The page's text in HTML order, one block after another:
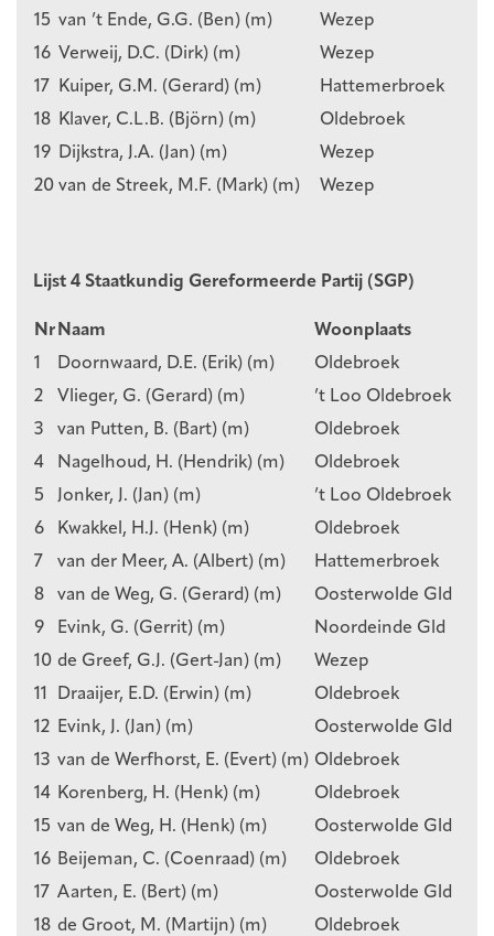
15 van ’t Ende, G.G. (Ben) (m)
Wezep
16 Verweij, D.C. (Dirk) (m)
Wezep
17
Kuiper, G.M. (Gerard) (m)
Hattemerbroek
18
Klaver, C.L.B. (Björn) (m)
Oldebroek
19
Dijkstra, J.A. (Jan) (m)
Wezep
20 van de Streek, M.F. (Mark) (m) Wezep
Lijst 4 Staatkundig Gereformeerde Partij (SGP)
Nr Naam
Woonplaats
1
Doornwaard, D.E. (Erik) (m)
Oldebroek
2
Vlieger, G. (Gerard) (m)
’t Loo Oldebroek
3
van Putten, B. (Bart) (m)
Oldebroek
4
Nagelhoud, H. (Hendrik) (m)
Oldebroek
5
Jonker, J. (Jan) (m)
’t Loo Oldebroek
6
Kwakkel, H.J. (Henk) (m)
Oldebroek
7
van der Meer, A. (Albert) (m)
Hattemerbroek
8
van de Weg, G. (Gerard) (m)
Oosterwolde Gld
9
Evink, G. (Gerrit) (m)
Noordeinde Gld
10 de Greef, G.J. (Gert-Jan) (m)
Wezep
11
Draaijer, E.D. (Erwin) (m)
Oldebroek
12
Evink, J. (Jan) (m)
Oosterwolde Gld
13 van de Werfhorst, E. (Evert) (m) Oldebroek
14 Korenberg, H. (Henk) (m)
Oldebroek
15 van de Weg, H. (Henk) (m)
Oosterwolde Gld
16 Beijeman, C. (Coenraad) (m)
Oldebroek
17 Aarten, E. (Bert) (m)
Oosterwolde Gld
18 de Groot, M. (Martijn) (m)
Oldebroek